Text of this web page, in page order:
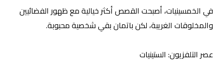
في الخمسينيات، أصبحت القصص أكثر خيالية مع ظهور الفضائيين
والمخلوقات الغريبة، لكن باتمان بقي شخصية محبوبة.
عصر التلفزيون: الستينيات